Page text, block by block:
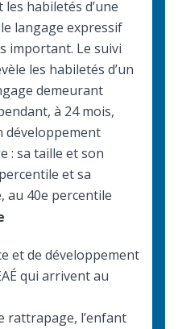
habiletés d’une
langage expressif
important. Le suivi
les habiletés d’un
demeurant
à 24 mois,
développement
: sa taille et son
et sa
au 40e percentile
et de développement
qui arrivent au
rattrapage, l’enfant